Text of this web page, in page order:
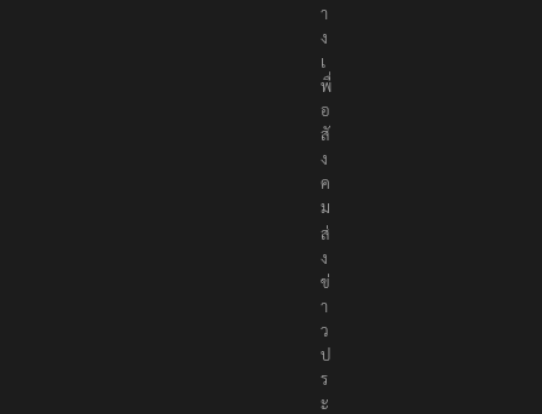
า
ง
เ
พื่
อ
สั
ง
ค
ม
ส่
ง
ข่
า
ว
ป
ร
ะ